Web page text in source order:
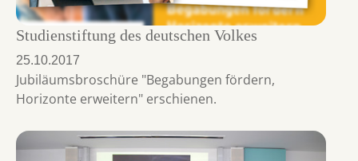
Studienstiftung des deutschen Volkes
25.10.2017
Jubiläumsbroschüre "Begabungen fördern,
Horizonte erweitern" erschienen.